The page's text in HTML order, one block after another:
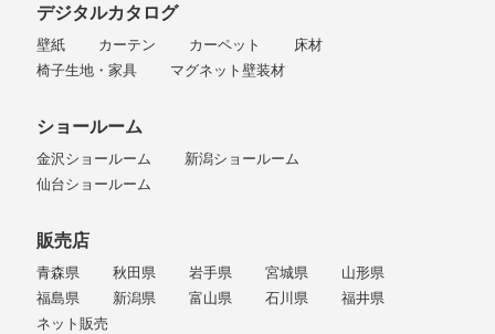
デジタルカタログ
壁紙 カーテン カーペット
床材
椅子生地・家具
マグネット壁装材
ショールーム
金沢ショールーム
新潟ショールーム
仙台ショールーム
販売店
青森県 秋田県 岩手県 宮城県
山形県
福島県
新潟県 富山県 石川県
福井県
ネット販売